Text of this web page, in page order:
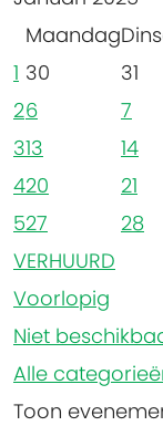
Maandag
1 30 31
26 7
313 14
420 21
527 28
VERHUURD
Voorlopig
Niet
Alle
Toon